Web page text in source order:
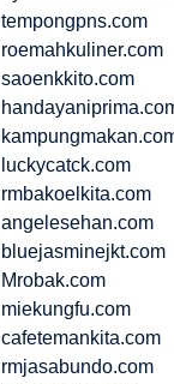
tempongpns.com
roemahkuliner.com
saoenkkito.com
luckycatck.com
rmbakoelkita.com
angelesehan.com
bluejasminejkt.com
Mrobak.com
miekungfu.com
cafetemankita.com
rmjasabundo.com